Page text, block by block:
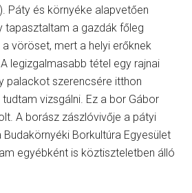
Páty és környéke alapvetően
tapasztaltam a gazdák főleg
vöröset, mert a helyi erőknek
legizgalmasabb tétel egy rajnai
palackot szerencsére itthon
vizsgálni. Ez a bor Gábor
A borász zászlóvivője a pátyi
Borkultúra Egyesület
egyébként is köztiszteletben álló